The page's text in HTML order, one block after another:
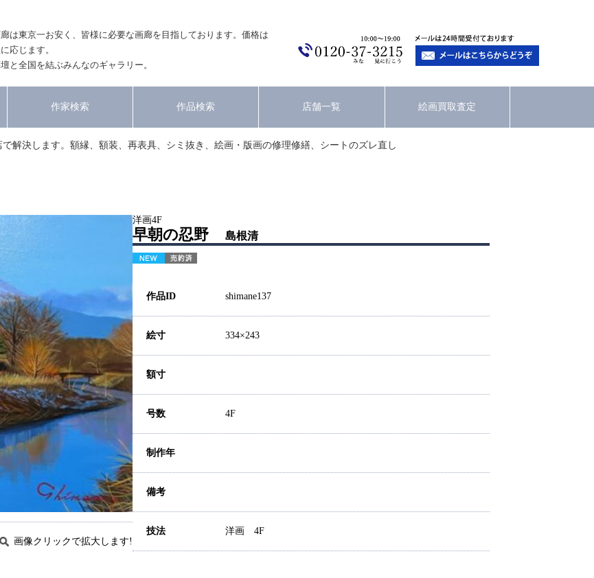
は東京一お安く、皆様に必要な画廊を目指しております。価格は
応じます。
と全国を結ぶみんなのギャラリー。
作家検索 作品検索 店舗一覧 絵画買取査定
解決します。額縁、額装、再表具、シミ抜き、絵画・版画の修理修繕、シートのズレ直し
画像クリックで拡大します!
洋画4F
早朝の忍野 島根清
作品ID shimane137
絵寸 334×243
額寸
号数 4F
制作年
備考
技法 洋画 4F